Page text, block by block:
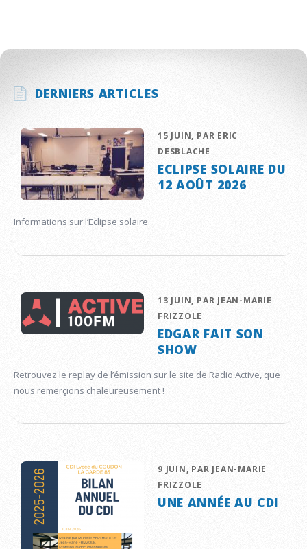
DERNIERS ARTICLES
15 JUIN, PAR ERIC
DESBLACHE
ECLIPSE SOLAIRE DU
12 AOÛT 2026
Informations sur l’Eclipse solaire
13 JUIN, PAR JEAN-MARIE
FRIZZOLE
EDGAR FAIT SON
SHOW
Retrouvez le replay de l’émission sur le site de Radio Active, que
nous remerçions chaleureusement !
9 JUIN, PAR JEAN-MARIE
FRIZZOLE
UNE ANNÉE AU CDI